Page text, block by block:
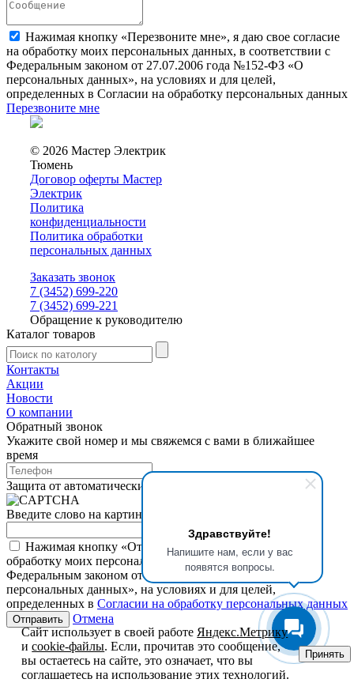
Здравствуйте!
Напишите нам, если у вас
появятся вопросы.
Нажимая кнопку «Перезвоните мне», я даю свое согласие
на обработку моих персональных данных, в соответствии с
Федеральным законом от 27.07.2006 года №152-ФЗ «О
персональных данных», на условиях и для целей,
определенных в Согласии на обработку персональных данных
Перезвоните мне
© 2026 Мастер Электрик
Тюмень
Договор оферты Мастер
Электрик
Политика
конфиденциальности
Политика обработки
персональных данных
Заказать звонок
7 (3452) 699-220
7 (3452) 699-221
Обращение к руководителю
Каталог товаров
Контакты
Акции
Новости
О компании
Обратный звонок
Укажите свой номер и мы свяжемся с вами в ближайшее
время
Защита от автоматических сообщений
Введите слово на картинке
Нажимая кнопку «Отправить», я даю свое согласие на
обработку моих персональных данных, в соответствии с
Федеральным законом от 27.07.2006 года №152-ФЗ «О
персональных данных», на условиях и для целей,
определенных в Согласии на обработку персональных данных
Отмена
Сайт использует в своей работе Яндекс.Метрику
иcookie-файлы. Если, прочитав это сообщение,
вы остаетесь на сайте, это означает, что вы
соглашаетесь на использование этих технологий.
Принять